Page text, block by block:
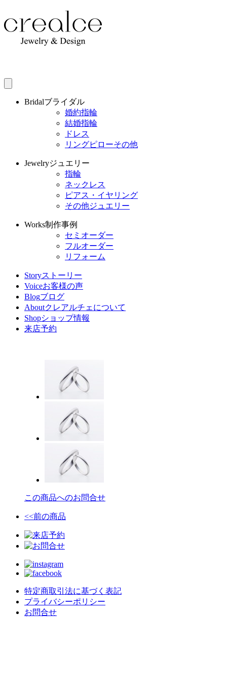
Bridalブライダル
婚約指輪
結婚指輪
ドレス
リングピローその他
Jewelryジュエリー
指輪
ネックレス
ピアス・イヤリング
その他ジュエリー
Works制作事例
セミオーダー
フルオーダー
リフォーム
Storyストーリー
Voiceお客様の声
Blogブログ
Aboutクレアルチェについて
Shopショップ情報
来店予約
この商品へのお問合せ
<<前の商品
特定商取引法に基づく表記
プライバシーポリシー
お問合せ